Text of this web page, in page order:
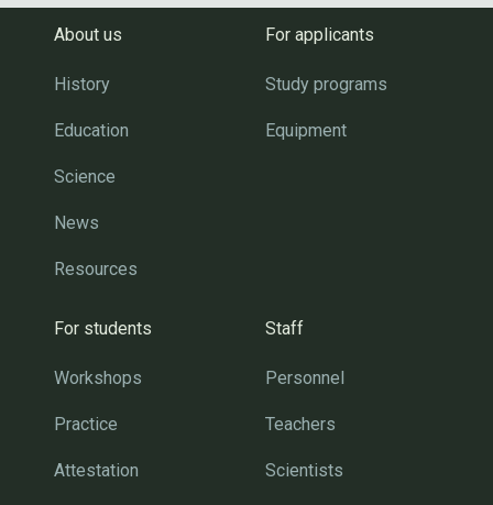
About us
History
Education
Science
News
Resources
For applicants
Study programs
Equipment
For students
Workshops
Practice
Attestation
Staff
Personnel
Teachers
Scientists